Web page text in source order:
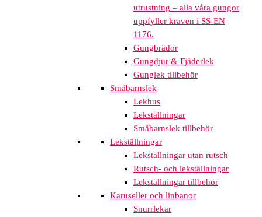
utrustning – alla våra gungor
uppfyller kraven i SS-EN
1176.
Gungbrädor
Gungdjur & Fjäderlek
Gunglek tillbehör
Småbarnslek
Lekhus
Lekställningar
Småbarnslek tillbehör
Lekställningar
Lekställningar utan rutsch
Rutsch- och lekställningar
Lekställningar tillbehör
Karuseller och linbanor
Snurrlekar